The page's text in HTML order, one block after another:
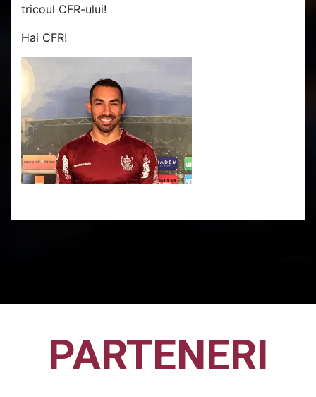
tricoul CFR-ului!
Hai CFR!
PARTENERI